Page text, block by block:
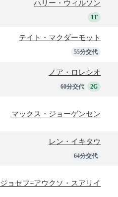
ハリー・ウィルソン
1T
テイト・マクダーモット
55分交代
ノア・ロレシオ
60分交代 2G
マックス・ジョーゲンセン
レン・イキタウ
64分交代
ジョセフ=アウクソ・スアリイ